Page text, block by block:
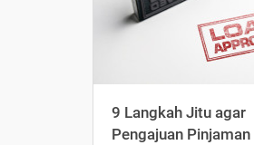
9 Langkah Jitu agar
Pengajuan Pinjaman